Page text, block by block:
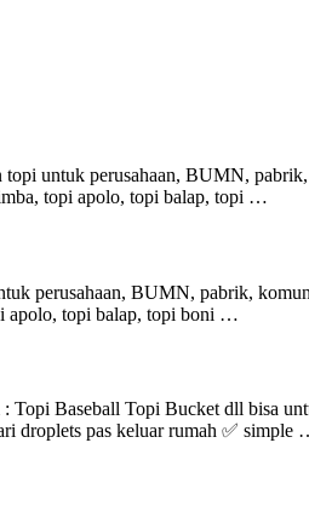
untuk perusahaan, BUMN,
topi apolo, topi balap, topi …
perusahaan, BUMN, pabrik,
apolo, topi balap, topi boni …
Topi Baseball Topi Bucket dll bisa
droplets pas keluar rumah ✅ simple